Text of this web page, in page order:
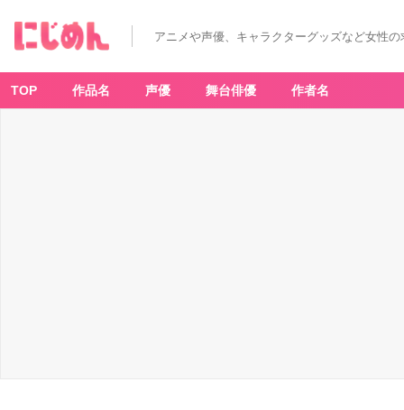
アニメや声優、キャラクターグッズなど女性
TOP 作品名 声優 舞台俳優 作者名